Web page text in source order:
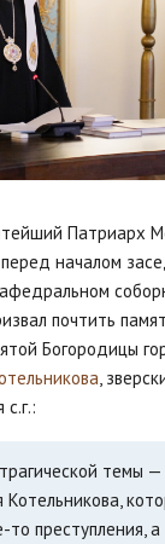
Патриарх
началом
почтить
Богородицы
,
темы —
Котельникова,
преступления,